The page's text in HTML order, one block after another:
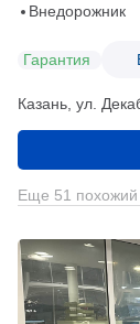
Внедорожник
Гарантия
Казань, ул.
Еще 51 похожий